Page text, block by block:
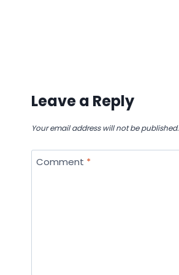
Leave a Reply
Your email address will not be published.
Comment *